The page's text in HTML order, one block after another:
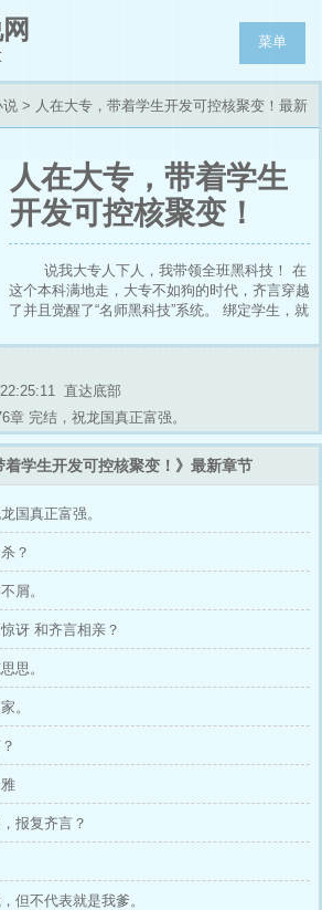
菜单
说 > 人在大专，带着学生开发可控核聚变！最新
人在大专，带着学生
开发可控核聚变！
说我大专人下人，我带领全班黑科技！ 在
这个本科满地走，大专不如狗的时代，齐言穿越
了并且觉醒了“名师黑科技”系统。 绑定学生，就
术，癌症特效药，J80战斗机……一项项逆天课
学生都是一些小黄毛，但是齐言并没有放弃，他
带领30名大专生开始搞科研！ 谁说大专生就不
能搞科研了？ 于是乎，专升本三个月之前，一
项项逆天技术开始问世！ 可控核聚变让的龙国
能源在不成问题！ 癌症特效药让的整个龙国再
没有癌症！ J80战斗机问世，原来……列强竟是
我自己！ 整个龙科院惊了！他们没想到可控核
聚变竟然出自大专生之手，在这些大专生都在电
子厂集体流水线打螺丝的时候！ 军队开始包围
了整个电子厂！所有工人都懵了！ 齐言带着一
众大专生出现。 “让整个龙国因我们大专颤抖
吧……” 院士：“什么？你还要考专升本考试？不
用了，学校直接升本好吧！” 985，211都破防
了：“不行……我们也要上大专！！”
直达底部
章 完结，祝龙国真正富强。
着学生开发可控核聚变！》最新章节
国真正富强。
？
屑。
讶 和齐言相亲？
思。
。
报复齐言？
但不代表就是我爹。